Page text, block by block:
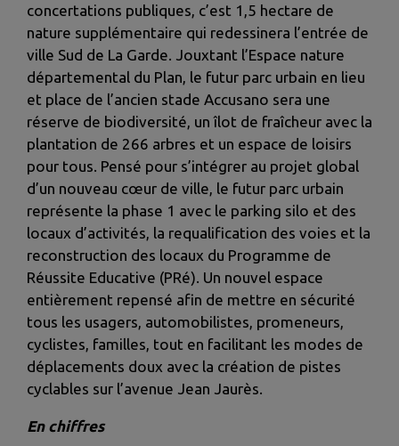
concertations publiques, c’est 1,5 hectare de
nature supplémentaire qui redessinera l’entrée de
ville Sud de La Garde. Jouxtant l’Espace nature
départemental du Plan, le futur parc urbain en lieu
et place de l’ancien stade Accusano sera une
réserve de biodiversité, un îlot de fraîcheur avec la
plantation de 266 arbres et un espace de loisirs
pour tous. Pensé pour s’intégrer au projet global
d’un nouveau cœur de ville, le futur parc urbain
représente la phase 1 avec le parking silo et des
locaux d’activités, la requalification des voies et la
reconstruction des locaux du Programme de
Réussite Educative (PRé). Un nouvel espace
entièrement repensé afin de mettre en sécurité
tous les usagers, automobilistes, promeneurs,
cyclistes, familles, tout en facilitant les modes de
déplacements doux avec la création de pistes
cyclables sur l’avenue Jean Jaurès.
En chiffres